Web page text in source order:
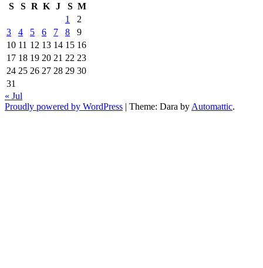
S
S R K J S M
1
2
3
4 5 6 7 8
9
10 11 12 13 14 15 16
17 18 19 20 21 22 23
24 25 26 27 28 29 30
31
« Jul
Proudly powered by WordPress | Theme: Dara by Automattic.